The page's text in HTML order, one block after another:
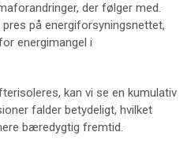
der følger med.
på energiforsyningsnettet,
energimangel i
kan vi se en kumulativ
falder betydeligt, hvilket
bæredygtig fremtid.